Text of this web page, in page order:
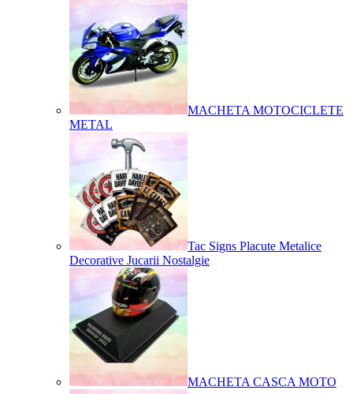
MACHETA MOTOCICLETE
METAL
Tac Signs Placute Metalice
Decorative Jucarii Nostalgie
MACHETA CASCA MOTO